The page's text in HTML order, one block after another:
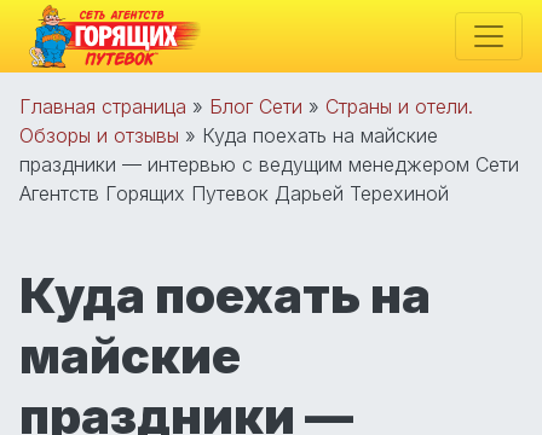
Главная страница » Блог Сети » Страны и отели.
Обзоры и отзывы » Куда поехать на майские
праздники — интервью с ведущим менеджером Сети
Агентств Горящих Путевок Дарьей Терехиной
Куда поехать на
майские
праздники —